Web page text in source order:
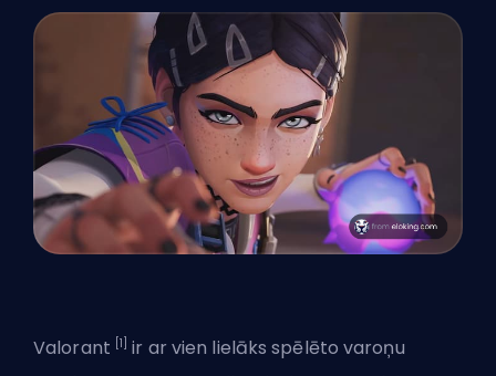
Valorant [1] ir ar vien lielāks spēlēto varoņu